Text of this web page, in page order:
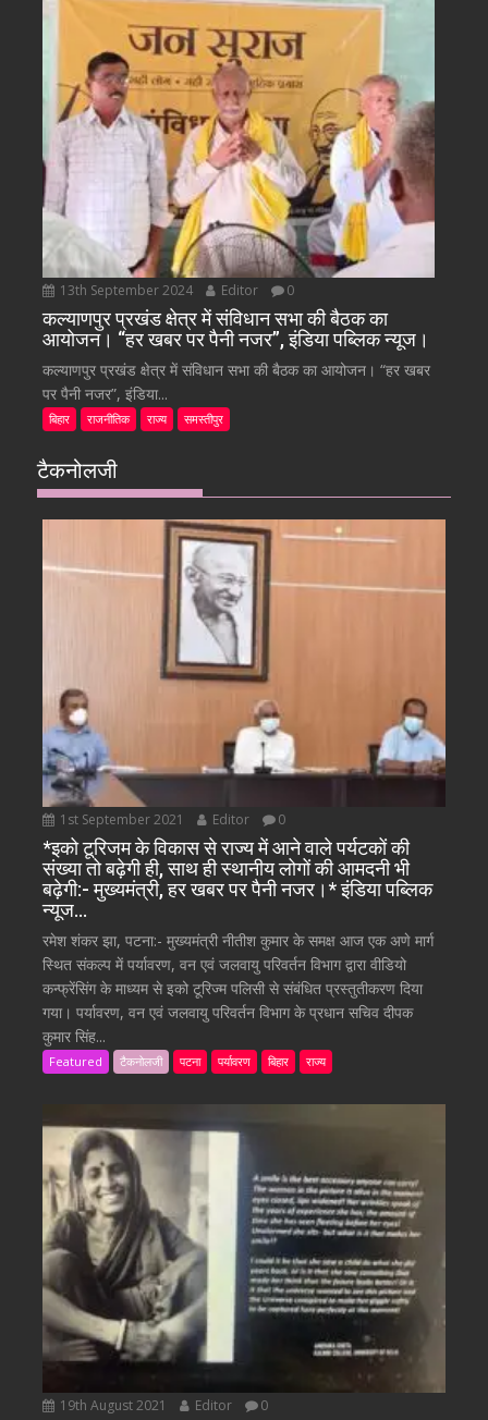
13th September 2024 Editor 0
कल्याणपुर प्रखंड क्षेत्र में संविधान सभा की बैठक का
आयोजन। “हर खबर पर पैनी नजर”, इंडिया पब्लिक न्यूज।
कल्याणपुर प्रखंड क्षेत्र में संविधान सभा की बैठक का आयोजन। “हर खबर
पर पैनी नजर”, इंडिया...
बिहार राजनीतिक राज्य समस्तीपुर
टैकनोलजी
1st September 2021 Editor 0
*इको टूरिजम के विकास से राज्य में आने वाले पर्यटकों की
संख्या तो बढ़ेगी ही, साथ ही स्थानीय लोगों की आमदनी भी
बढ़ेगी:- मुख्यमंत्री, हर खबर पर पैनी नजर।* इंडिया पब्लिक
न्यूज…
रमेश शंकर झा, पटना:- मुख्यमंत्री नीतीश कुमार के समक्ष आज एक अणे मार्ग
स्थित संकल्प में पर्यावरण, वन एवं जलवायु परिवर्तन विभाग द्वारा वीडियो
कन्फ्रेंसिंग के माध्यम से इको टूरिज्म पलिसी से संबंधित प्रस्तुतीकरण दिया
गया। पर्यावरण, वन एवं जलवायु परिवर्तन विभाग के प्रधान सचिव दीपक
कुमार सिंह...
Featured टैकनोलजी पटना पर्यावरण बिहार राज्य
19th August 2021 Editor 0